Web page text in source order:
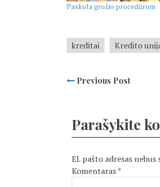
Paskola grožio procedūrom
kreditai Kredito
Previous Post
Parašykite
El. pašto adresas nebus
Komentaras*